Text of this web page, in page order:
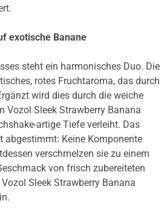
exotische Banane
steht ein harmonisches Duo. Die
rotes Fruchtaroma, das durch
wird dies durch die weiche
Vozol Sleek Strawberry Banana
artige Tiefe verleiht. Das
abgestimmt: Keine Komponente
verschmelzen sie zu einem
von frisch zubereiteten
Sleek Strawberry Banana